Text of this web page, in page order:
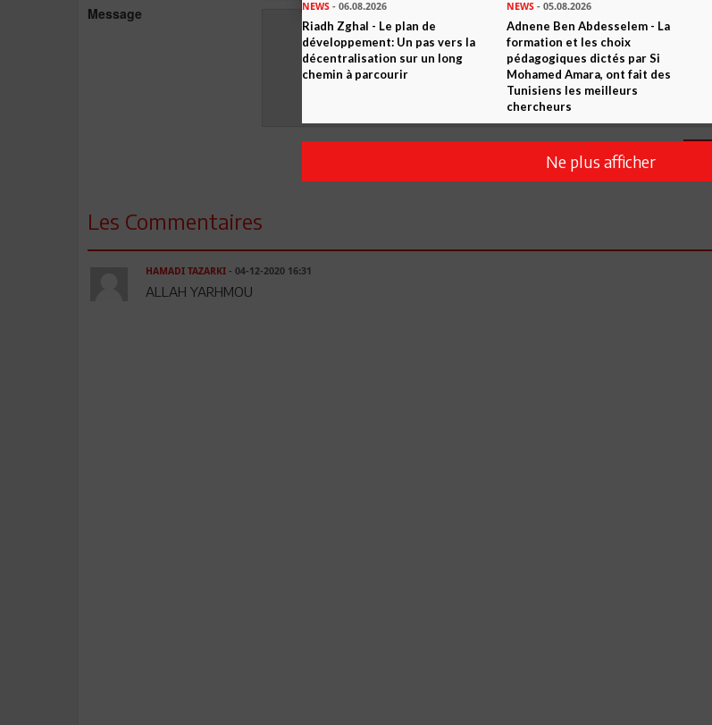
Message
Les Commentaires
HAMADI TAZARKI- 04-12-2020 16:31
ALLAH YARHMOU
NEWS - 06.08.2026
Riadh Zghal - Le plan de
développement: Un pas vers la
décentralisation sur un long
chemin à parcourir
NEWS - 05.08.2026
Adnene Ben Abdesselem - La
formation et les choix
pédagogiques dictés par Si
Mohamed Amara, ont fait des
Tunisiens les meilleurs
chercheurs
Ne plus afficher